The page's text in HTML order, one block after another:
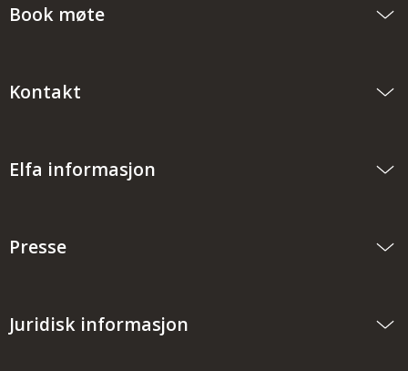
Book møte
Kontakt
Elfa informasjon
Presse
Juridisk informasjon